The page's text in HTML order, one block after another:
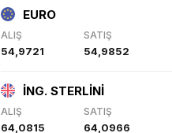
EURO
ALIŞ SATIŞ
54,9721 54,9852
İNG. STERLİNİ
ALIŞ SATIŞ
64,0815 64,0966